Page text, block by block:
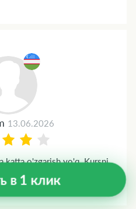
13.06.2026
katta o'zgarish yo'q. Kursni
в 1 клик